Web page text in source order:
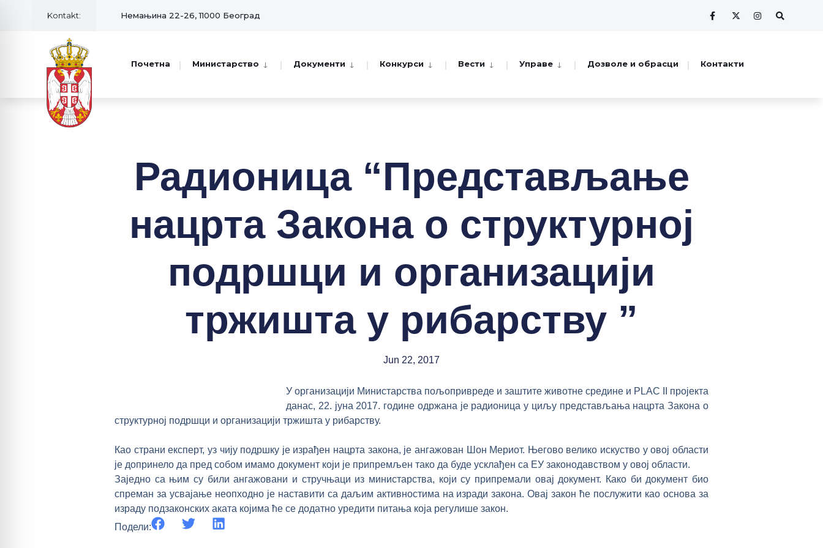
Kontakt: Немањина 22-26, 11000 Београд
Почетна Министарство Документи Конкурси Вести Управе Дозволе и обрасци Контакти
Радионица “Представљање
нацрта Закона о структурној
подршци и организацији
тржишта у рибарству ”
Jun 22, 2017
У организацији Министарства пољопривреде и заштите животне средине и PLAC II пројекта
данас, 22. јуна 2017. године одржана је радионица у циљу представљања нацрта Закона о
структурној подршци и организацији тржишта у рибарству.
Као страни експерт, уз чију подршку је израђен нацрта закона, је ангажован Шон Мериот. Његово велико искуство у овој области
је допринело да пред собом имамо документ који је припремљен тако да буде усклађен са ЕУ законодавством у овој области.
Заједно са њим су били ангажовани и стручњаци из министарства, који су припремали овај документ. Како би документ био
спреман за усвајање неопходно је наставити са даљим активностима на изради закона. Овај закон ће послужити као основа за
израду подзаконских аката којима ће се додатно уредити питања која регулише закон.
Подели: